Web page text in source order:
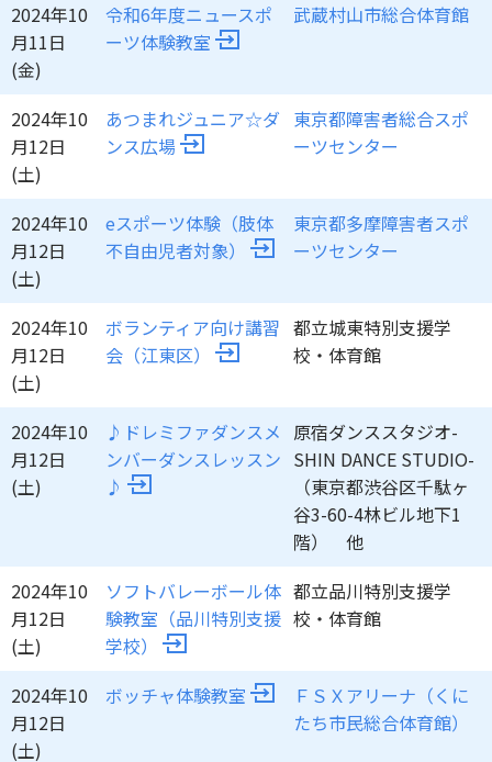
2024年10
月11日
(金)
令和6年度ニュースポ
ーツ体験教室
武蔵村山市総合体育館
2024年10
月12日
(土)
あつまれジュニア☆ダ
ンス広場
東京都障害者総合スポ
ーツセンター
2024年10
月12日
(土)
eスポーツ体験（肢体
不自由児者対象）
東京都多摩障害者スポ
ーツセンター
2024年10
月12日
(土)
ボランティア向け講習
会（江東区）
都立城東特別支援学
校・体育館
2024年10
月12日
(土)
♪ドレミファダンスメ
ンバーダンスレッスン
♪
原宿ダンススタジオ-
SHIN DANCE STUDIO-
（東京都渋谷区千駄ヶ
谷3-60-4林ビル地下1
階） 他
2024年10
月12日
(土)
ソフトバレーボール体
験教室（品川特別支援
学校）
都立品川特別支援学
校・体育館
2024年10
月12日
(土)
ボッチャ体験教室
ＦＳＸアリーナ（くに
たち市民総合体育館）